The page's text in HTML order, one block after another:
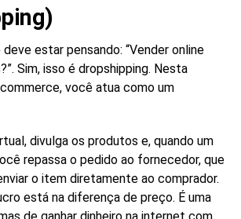
estar pensando: “Vender online
Sim, isso é dropshipping. Nesta
você atua como um
divulga os produtos e, quando um
repassa o pedido ao fornecedor, que
o item diretamente ao comprador.
está na diferença de preço. É uma